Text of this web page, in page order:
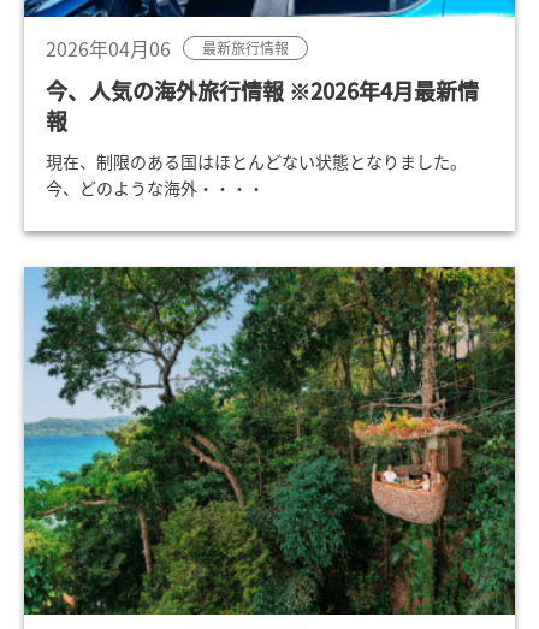
2026年04月06 最新旅行情報
今、人気の海外旅行情報 ※2026年4月最新情
報
現在、制限のある国はほとんどない状態となりました。
今、どのような海外・・・・